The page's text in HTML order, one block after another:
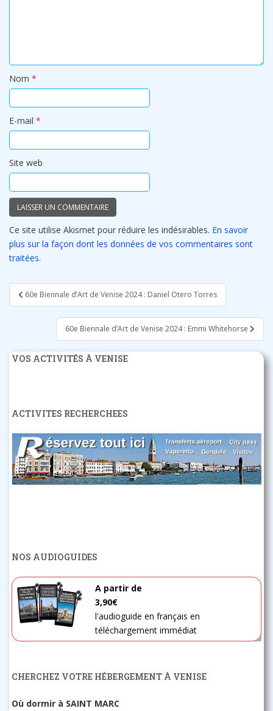
Nom *
E-mail *
Site web
Ce site utilise Akismet pour réduire les indésirables. En savoir
plus sur la façon dont les données de vos commentaires sont
traitées.
Navigation
de
l’article
60e Biennale d’Art de Venise 2024 : Daniel Otero Torres
60e Biennale d’Art de Venise 2024 : Emmi Whitehorse
VOS ACTIVITÉS À VENISE
ACTIVITES RECHERCHEES
NOS AUDIOGUIDES
A partir de
3,90€
l'audioguide en français en
téléchargement immédiat
CHERCHEZ VOTRE HÉBERGEMENT À VENISE
Où dormir à SAINT MARC